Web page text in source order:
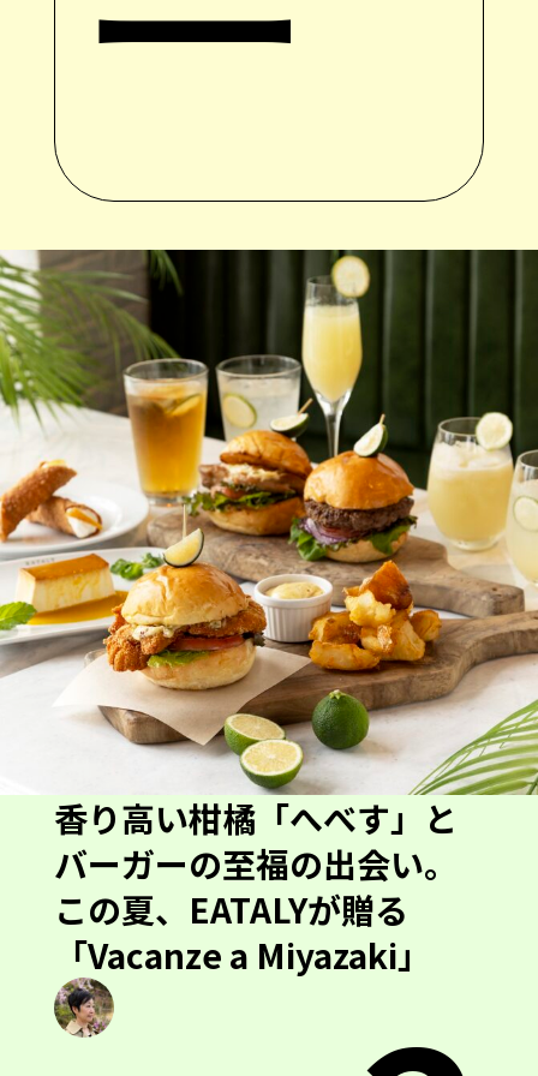
香り高い柑橘「へべす」と
バーガーの至福の出会い。
この夏、EATALYが贈る
「Vacanze a Miyazaki」